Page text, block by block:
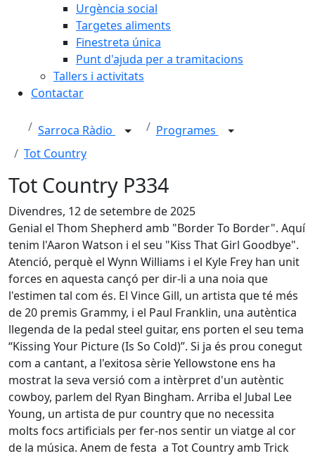
Urgència social
Targetes aliments
Finestreta única
Punt d'ajuda per a tramitacions
Tallers i activitats
Contactar
Sarroca Ràdio
Programes
Tot Country
Tot Country P334
Divendres, 12 de setembre de 2025
Genial el Thom Shepherd amb "Border To Border". Aquí
tenim l'Aaron Watson i el seu "Kiss That Girl Goodbye".
Atenció, perquè el Wynn Williams i el Kyle Frey han unit
forces en aquesta cançó per dir-li a una noia que
l'estimen tal com és. El Vince Gill, un artista que té més
de 20 premis Grammy, i el Paul Franklin, una autèntica
llegenda de la pedal steel guitar, ens porten el seu tema
“Kissing Your Picture (Is So Cold)”. Si ja és prou conegut
com a cantant, a l'exitosa sèrie Yellowstone ens ha
mostrat la seva versió com a intèrpret d'un autèntic
cowboy, parlem del Ryan Bingham. Arriba el Jubal Lee
Young, un artista de pur country que no necessita
molts focs artificials per fer-nos sentir un viatge al cor
de la música. Anem de festa a Tot Country amb Trick